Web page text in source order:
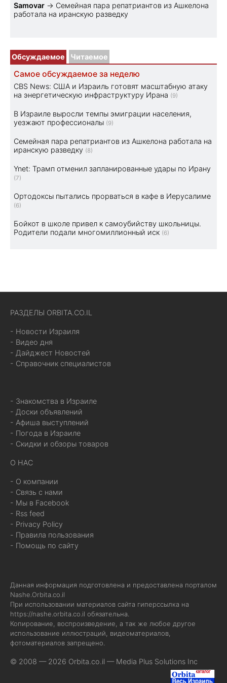
Samovar → Семейная пара репатриантов из Ашкелона
работала на иранскую разведку
Обсуждаемое Читаемое
Самое обсуждаемое за неделю
CBS News: США и Израиль готовят масштабную атаку
на энергетическую инфраструктуру Ирана (9)
В Израиле выросли темпы эмиграции населения,
уезжают профессионалы (9)
Семейная пара репатриантов из Ашкелона работала на
иранскую разведку (8)
Ynet: Трамп отменил запланированные удары по Ирану
(7)
Ортодоксы пытались прорваться в кафе в Иерусалиме
(6)
Бойкот в школе привел к самоубийству школьницы.
Родители подали многомиллионный иск (6)
РАЗДЕЛЫ ORBITA.CO.IL
- Новости Израиля
- Видео дня
- Дайджест Новостей
- Справочник специалистов
- Знакомства в Израиле
- Доски объявлений
- Афиша выступлений
- Погода в Израиле
- Скидки и обзоры товаров
О НАС
- О компании
- Связь с нами
- Мы в Facebook
- Rss feed
- Privacy Policy
- Правила пользования
- Помощь по сайту
Данная информация подготовлена и предоставлена порталом
Nashe.Orbita.co.il
При использовании материалов сайта гиперссылка на
https://nashe.orbita.co.il обязательна.
Копирование, воспроизведение, а так же любое другое
использование иллюстраций, видеоматериалов,
фотоматериалов запрещено.
© 2008 — 2026 Orbita.co.il — Media Plus Solutions Inc